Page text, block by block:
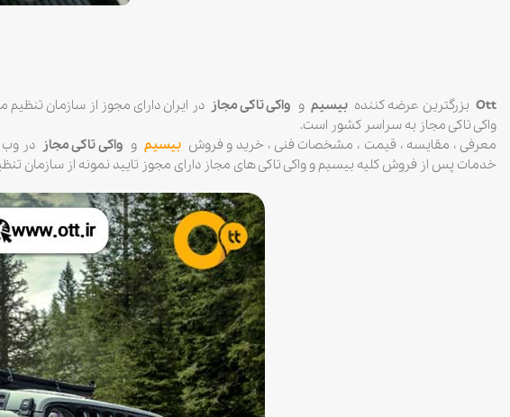
Ottبزرگترین عرضه کنندهبیسیم و واکی تاکی مجاز در ایران دارای مجوز از سازمان
واکی تاکی مجاز به سراسر کشور است.
معرفی ، مقایسه ، قیمت ، مشخصات فنی ، خرید و فروشبیسیم و واکی تاکی مجاز
خدمات پس از فروش کلیه بیسیم و واکی تاکی های مجاز دارای مجوز تایید نمونه از سازمان